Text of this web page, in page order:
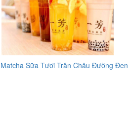
Matcha Sữa Tươi Trân Châu Đường Đen